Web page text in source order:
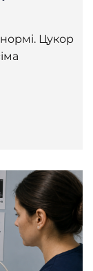
Цукор